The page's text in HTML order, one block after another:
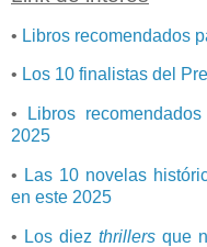
• Libros recomendados
• Los 10 finalistas del
•
Libros
2025
• Las 10 novelas
en este 2025
• Los diezthrillers que